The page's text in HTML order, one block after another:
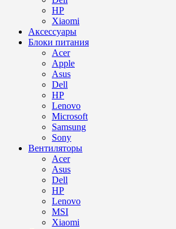
HP
Xiaomi
Аксессуары
Блоки питания
Acer
Apple
Asus
Dell
HP
Lenovo
Microsoft
Samsung
Sony
Вентиляторы
Acer
Asus
Dell
HP
Lenovo
MSI
Xiaomi